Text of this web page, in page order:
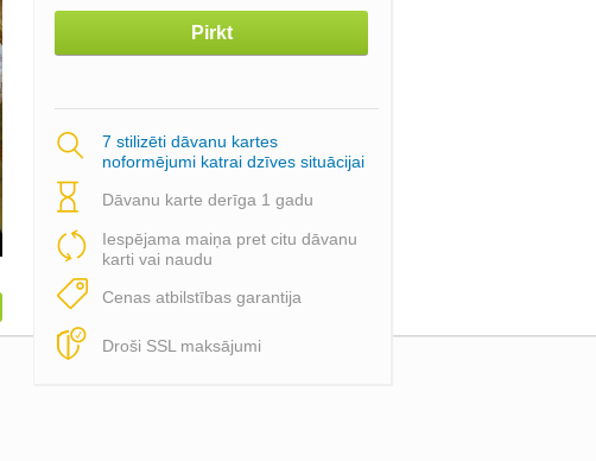
Pirkt
7 stilizēti dāvanu kartes
noformējumi katrai dzīves situācijai
Dāvanu karte derīga 1 gadu
Iespējama maiņa pret citu dāvanu
karti vai naudu
Cenas atbilstības garantija
Droši SSL maksājumi